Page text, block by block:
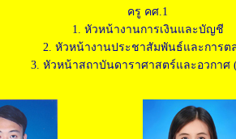
ครู คศ.1
1. หัวหน้างานการเงินและบัญชี
2. หัวหน้างานประชาสัมพันธ์และการต
3. หัวหน้าสถาบันดาราศาสตร์และอวกาศ